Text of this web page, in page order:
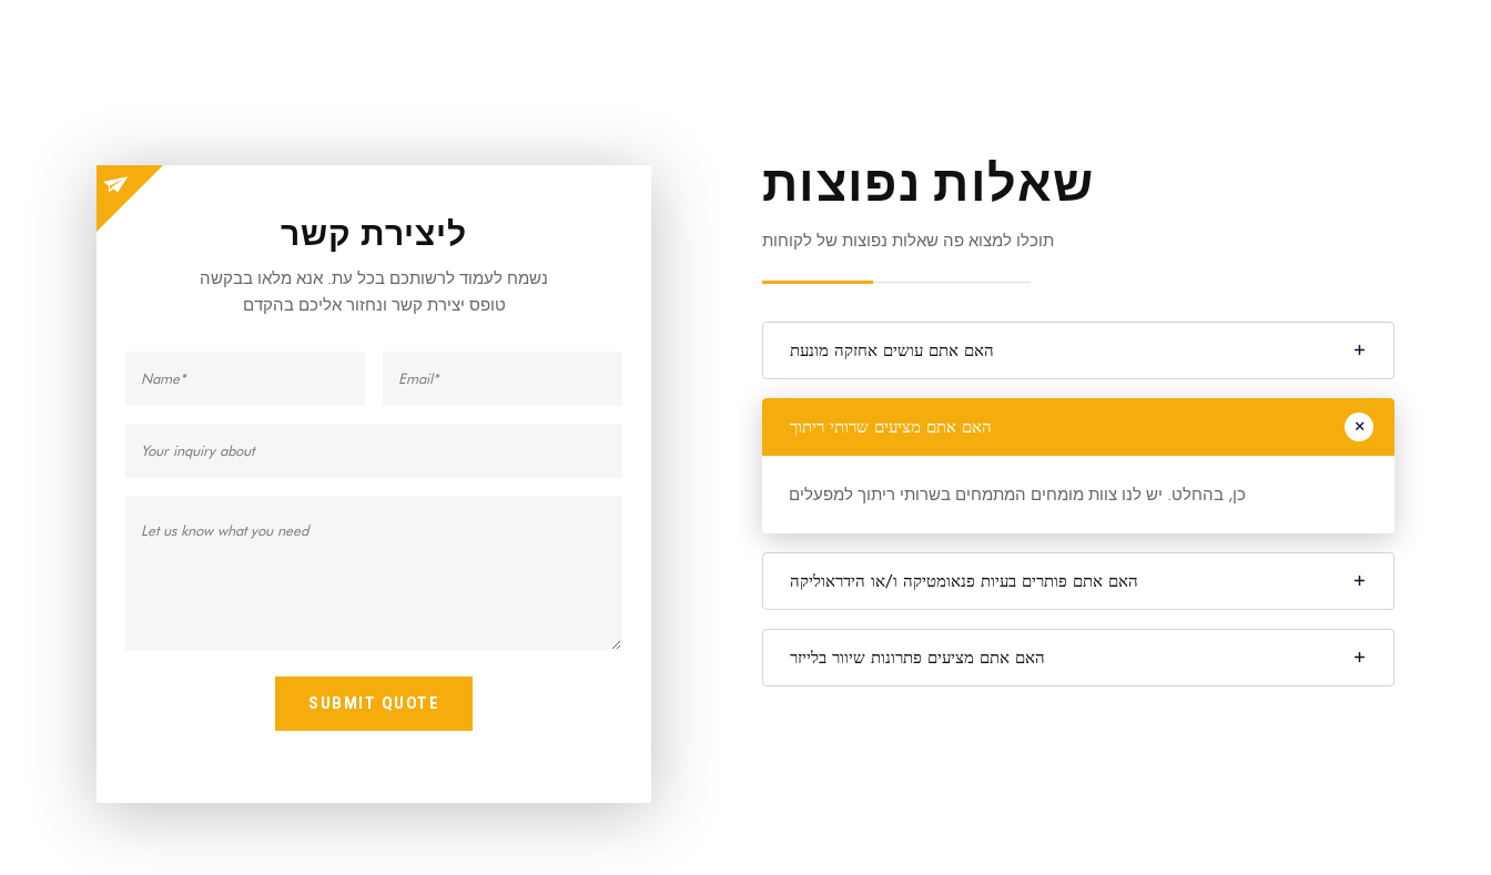
ליצירת קשר
נשמח לעמוד לרשותכם בכל עת. אנא מלאו בבקשה
טופס יצירת קשר ונחזור אליכם בהקדם
שאלות נפוצות
תוכלו למצוא פה שאלות נפוצות של לקוחות
האם אתם עושים אחזקה מונעת
האם אתם מציעים שרותי ריתוך
כן, בהחלט. יש לנו צוות מומחים המתמחים בשרותי ריתוך למפעלים
האם אתם פותרים בעיות פנאומטיקה ו/או הידראוליקה
האם אתם מציעים פתרונות שיוור בלייזר